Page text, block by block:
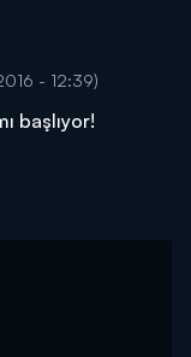
- 12:39)
başlıyor!